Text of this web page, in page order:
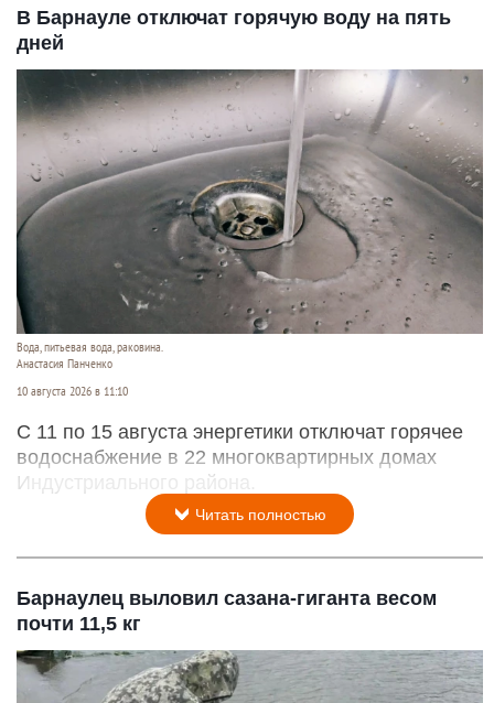
В Барнауле отключат горячую воду на пять
дней
Вода, питьевая вода, раковина.
Анастасия Панченко
10 августа 2026 в 11:10
С 11 по 15 августа энергетики отключат горячее
водоснабжение в 22 многоквартирных домах
Индустриального района.
Читать полностью
Барнаулец выловил сазана-гиганта весом
почти 11,5 кг